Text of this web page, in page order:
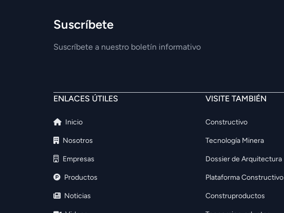
Suscríbete
Suscríbete a nuestro boletín informativo
ENLACES ÚTILES
Inicio
Nosotros
Empresas
Productos
Noticias
VISITE TAMBIÉN
Constructivo
Tecnología Minera
Dossier de Arquitectura
Plataforma Constructivo
Construproductos